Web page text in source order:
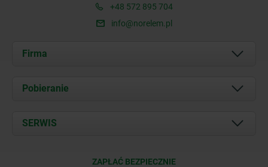
+48 572 895 704
info@norelem.pl
Firma
O nas
Kontakt
Pobieranie
Documents
SERWIS
ZAPŁAĆ BEZPIECZNIE